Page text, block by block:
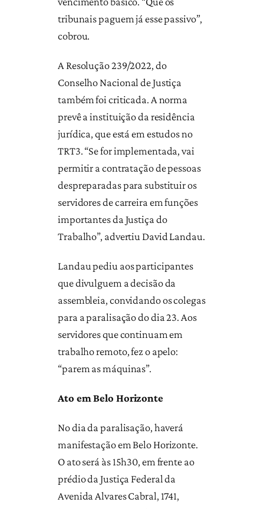
tribunais paguem já esse passivo”,
cobrou.
A Resolução 239/2022, do
Conselho Nacional de Justiça
também foi criticada. A norma
prevê a instituição da residência
jurídica, que está em estudos no
TRT3. “Se for implementada, vai
permitir a contratação de pessoas
despreparadas para substituir os
servidores de carreira em funções
importantes da Justiça do
Trabalho”, advertiu David Landau.
Landau pediu aos participantes
que divulguem a decisão da
assembleia, convidando os colegas
para a paralisação do dia 23. Aos
servidores que continuam em
trabalho remoto, fez o apelo:
“parem as máquinas”.
Ato em Belo Horizonte
No dia da paralisação, haverá
manifestação em Belo Horizonte.
O ato será às 15h30, em frente ao
prédio da Justiça Federal da
Avenida Alvares Cabral, 1741,